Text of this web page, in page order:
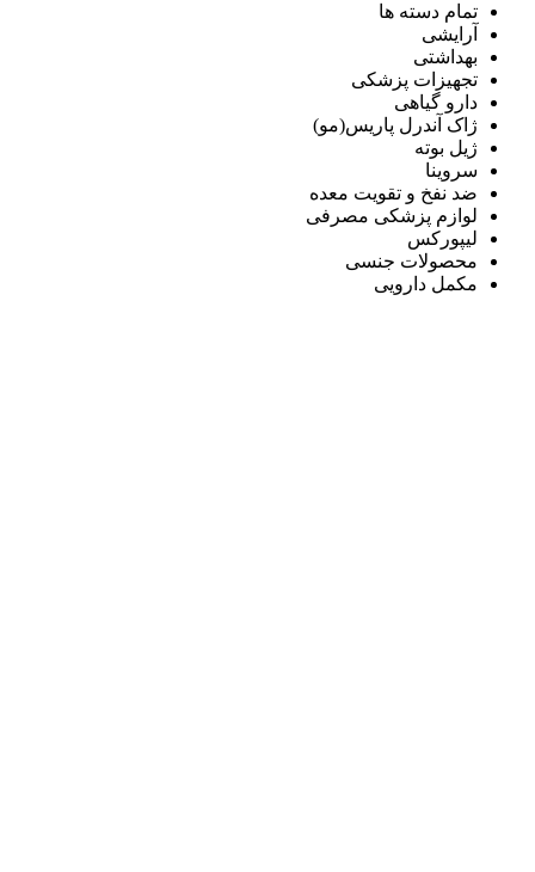
تمام دسته ها
آرایشی
بهداشتی
تجهیزات پزشکی
دارو گیاهی
ژاک آندرل پاریس(مو)
ژیل بوته
سروینا
ضد نفخ و تقویت معده
لوازم پزشکی مصرفی
لیپورکس
محصولات جنسی
مکمل دارویی